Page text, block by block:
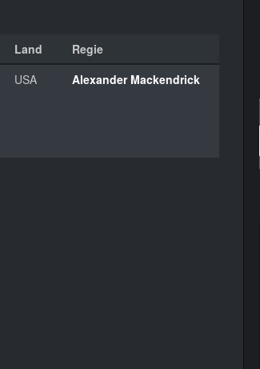
Land Regie
USA Alexander Mackendrick